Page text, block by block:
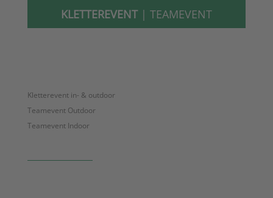
KLETTEREVENT | TEAMEVENT
Kletterevent in- & outdoor
Teamevent Outdoor
Teamevent Indoor